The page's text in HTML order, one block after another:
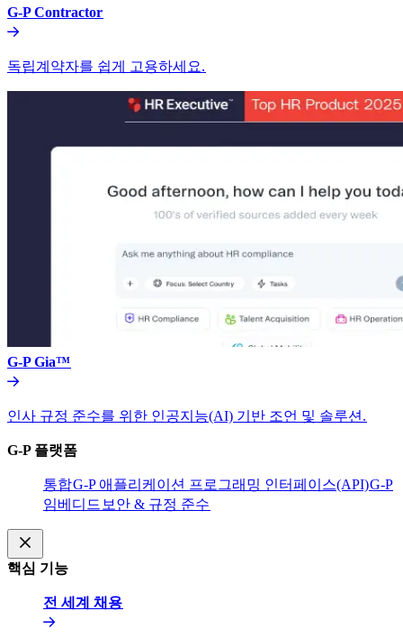
G-P Contractor​​
독립계약자를 쉽게 고용하세요.​​
G-P Gia™​​
인사 규정 준수를 위한 인공지능(AI) 기반 조언 및 솔루션.​​
G-P 플랫폼​​
통합​​G-P 애플리케이션 프로그래밍 인터페이스(API)​​G-P
임베디드​​ 보안 & 규정 준수​​
핵심 기능​​
전 세계 채용​​